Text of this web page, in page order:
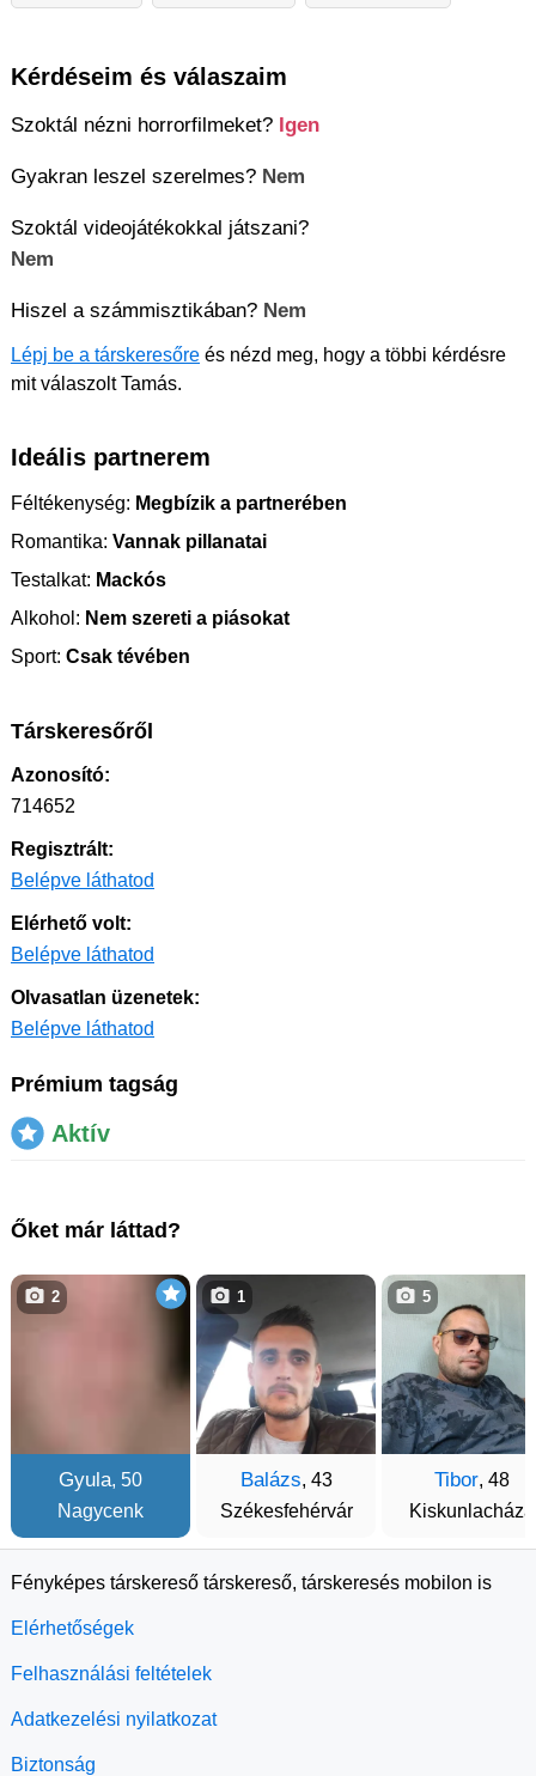
Kérdéseim és válaszaim
Szoktál nézni horrorfilmeket? Igen
Gyakran leszel szerelmes? Nem
Szoktál videojátékokkal játszani?
Nem
Hiszel a számmisztikában? Nem
Lépj be a társkeresőre és nézd meg, hogy a többi kérdésre
mit válaszolt Tamás.
Ideális partnerem
Féltékenység: Megbízik a partnerében
Romantika: Vannak pillanatai
Testalkat: Mackós
Alkohol: Nem szereti a piásokat
Sport: Csak tévében
Társkeresőről
Azonosító:
714652
Regisztrált:
Belépve láthatod
Elérhető volt:
Belépve láthatod
Olvasatlan üzenetek:
Belépve láthatod
Prémium tagság
Aktív
Őket már láttad?
Gyula, 50
Nagycenk
2
Balázs, 43
Székesfehérvár
1
Tibor, 48
Kiskunlacháza
5
Fényképes társkereső társkereső, társkeresés mobilon is
Elérhetőségek
Felhasználási feltételek
Adatkezelési nyilatkozat
Biztonság